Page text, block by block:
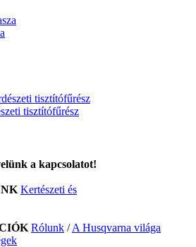
tisztítófűrész
a kapcsolatot!
Kertészeti és
Rólunk /A Husqvarna világa